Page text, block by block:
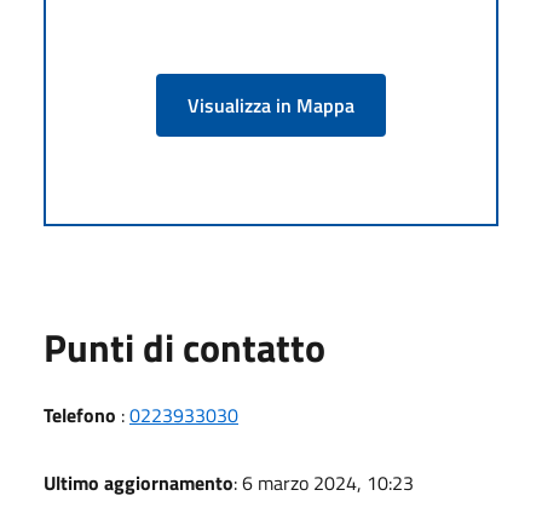
Visualizza in Mappa
Punti di contatto
Telefono :0223933030
Ultimo aggiornamento: 6 marzo 2024, 10:23